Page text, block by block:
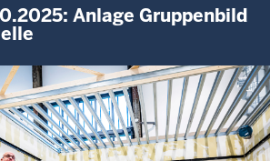
Anlage Gruppenbild